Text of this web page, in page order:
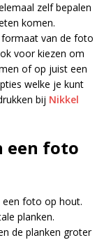
zelf bepalen
komen.
formaat van de foto
voor kiezen om
of op juist een
welke je kunt
bij Nikkel
een foto
een foto op hout.
planken.
de planken groter